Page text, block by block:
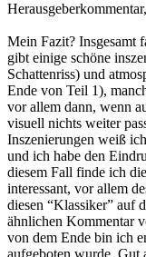
Mein Fazit? Insgesamt
gibt einige schöne
Schattenriss) und
Ende von Teil 1),
vor allem dann, wenn
visuell nichts weiter
Inszenierungen weiß
und ich habe den
diesem Fall finde ich
interessant, vor allem
diesen “Klassiker” auf
ähnlichen Kommentar
von dem Ende bin ich
aufgeboten wurde. Gut